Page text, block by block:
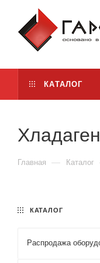
КАТАЛОГ
Главная — Каталог
КАТАЛОГ
Распродажа